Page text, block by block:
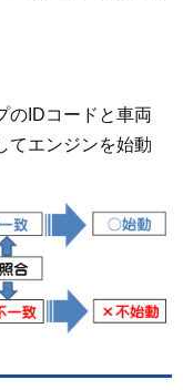
のIDコードと車両
てエンジンを始動